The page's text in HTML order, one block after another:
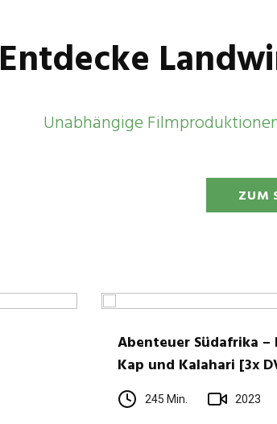
Entdecke
Unabhängige
ZUM
Aben­teuer Süd­afrika
Kap und Kala­hari [3x
245 Min. 2023